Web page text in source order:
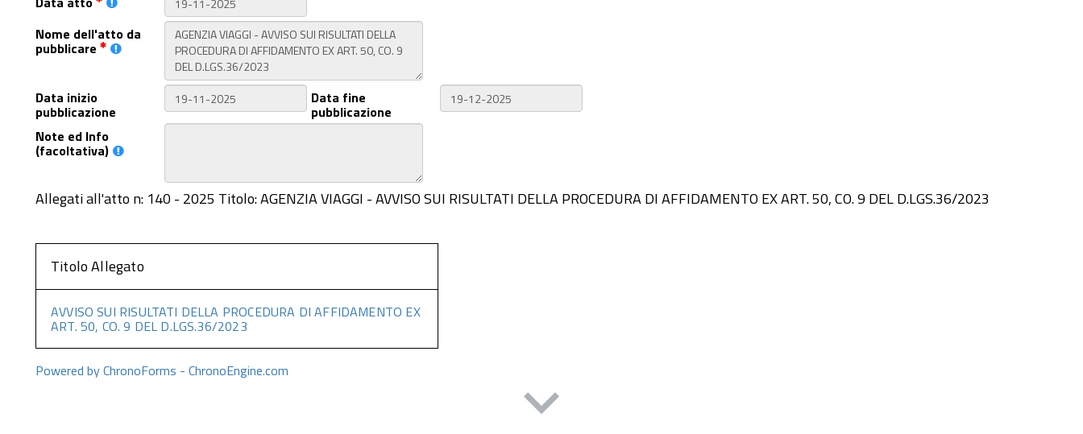
Nome dell'atto da
pubblicare
Data inizio
pubblicazione
Data fine
pubblicazione
Note ed Info
(facoltativa)
Allegati all'atto n: 140 - 2025 Titolo: AGENZIA VIAGGI - AVVISO SUI RISULTATI DELLA PROCEDURA DI AFFIDAMENTO EX ART. 50, CO. 9 DEL D.LGS.36/2023
Titolo Allegato
AVVISO SUI RISULTATI DELLA PROCEDURA DI AFFIDAMENTO EX
ART. 50, CO. 9 DEL D.LGS.36/2023
Powered by ChronoForms - ChronoEngine.com